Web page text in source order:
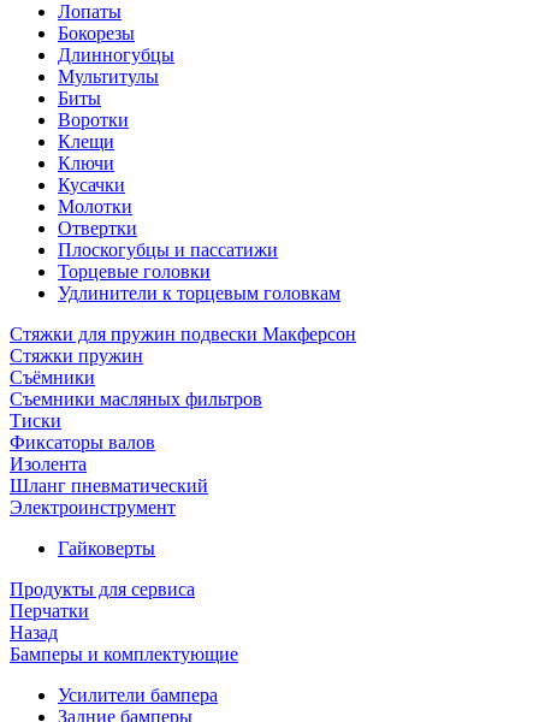
Лопаты
Бокорезы
Длинногубцы
Мультитулы
Биты
Воротки
Клещи
Ключи
Кусачки
Молотки
Отвертки
Плоскогубцы и пассатижи
Торцевые головки
Удлинители к торцевым головкам
Стяжки для пружин подвески Макферсон
Стяжки пружин
Съёмники
Съемники масляных фильтров
Тиски
Фиксаторы валов
Изолента
Шланг пневматический
Электроинструмент
Гайковерты
Продукты для сервиса
Перчатки
Назад
Бамперы и комплектующие
Усилители бампера
Задние бамперы